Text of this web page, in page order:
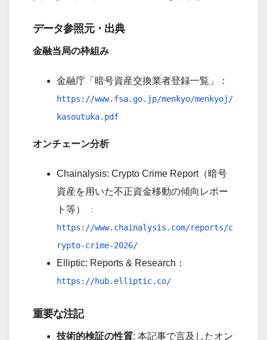
データ参照元・出典
金融当局の枠組み
金融庁「暗号資産交換業者登録一覧」：
https://www.fsa.go.jp/menkyo/menkyoj/
kasoutuka.pdf
オンチェーン分析
Chainalysis: Crypto Crime Report（暗号
資産を用いた不正資金移動の傾向レポー
ト等）
：
https://www.chainalysis.com/reports/c
rypto-crime-2026/
Elliptic: Reports & Research：
https://hub.elliptic.co/
重要な注記
技術的検証の性質: 本記事で言及したオン